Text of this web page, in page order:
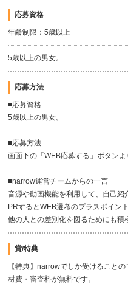
応募資格
年齢制限：5歳以上
5歳以上の男女。
応募方法
■応募資格
5歳以上の男女。
■応募方法
画面下の「WEB応募する」ボタンよ
■narrow運営チームからの一言
音源や動画機能を利用して、自己
PRするとWEB選考のプラスポイン
他の人との差別化を図るためにも積
賞/特典
【特典】narrowでしか受けること
材費・審査料が無料です。